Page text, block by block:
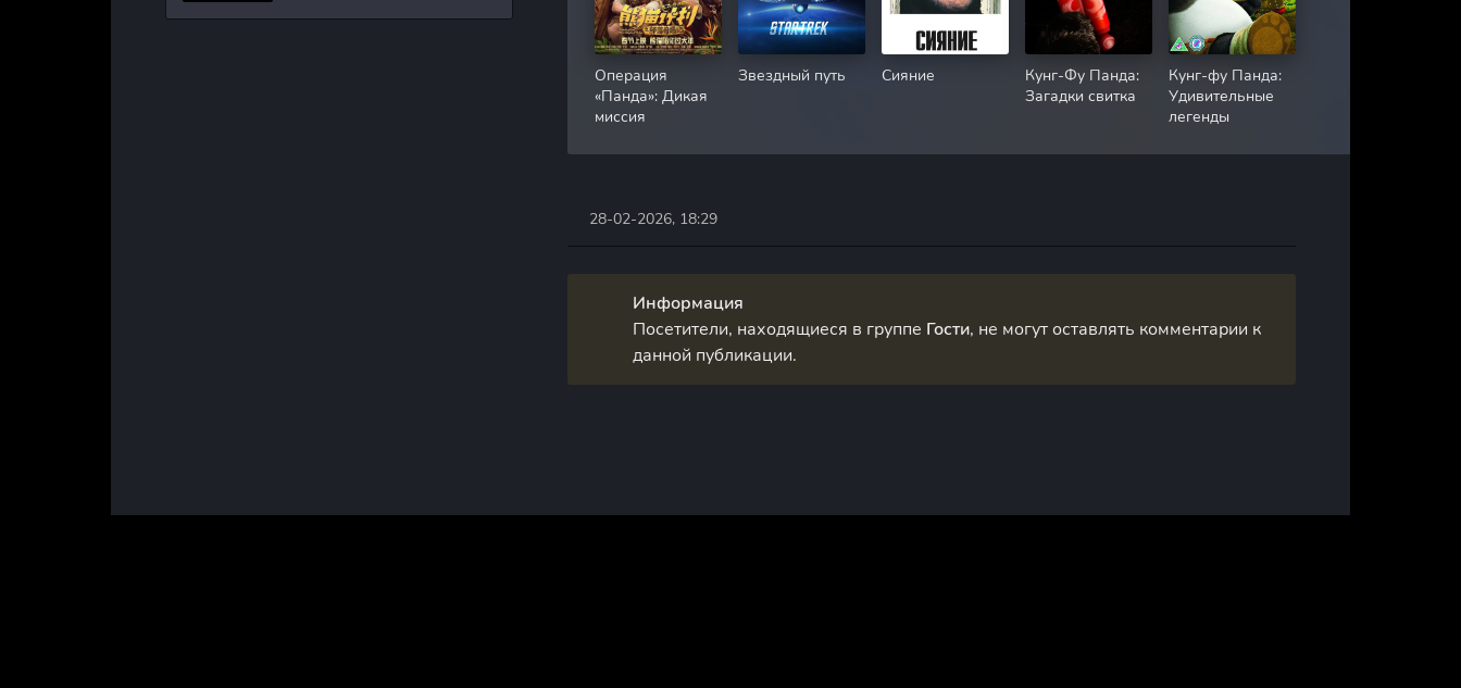
Операция
«Панда»: Дикая
миссия
Звездный путь Сияние
Кунг-Фу Панда:
Загадки свитка
Кунг-фу Панда:
Удивительные
легенды
28-02-2026, 18:29
Информация
Посетители, находящиеся в группе Гости, не могут оставлять комментарии к
данной публикации.